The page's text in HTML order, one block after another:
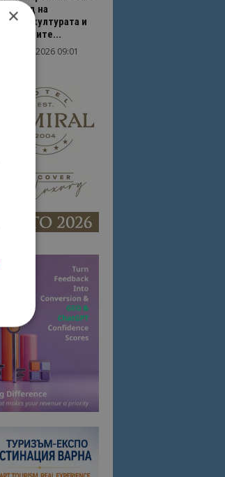
– град на
културата и
17/06/2026 09:01
×